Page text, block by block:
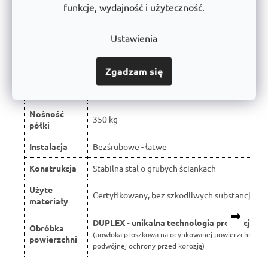
funkcje, wydajność i użyteczność.
Ustawienia
Zgadzam się
Porównanie z typowymi regałami
➡️
W wyniku recenzji użytkowników produkt
Nośność
półki
350 kg
Instalacja
Bezśrubowe - łatwe
Konstrukcja
Stabilna stal o grubych ściankach
Użyte
materiały
Certyfikowany, bez szkodliwych substancji
Obróbka
powierzchni
DUPLEX - unikalna technologia produkcji
(powłoka proszkowa na ocynkowanej powierzchni dla
podwójnej ochrony przed korozją)